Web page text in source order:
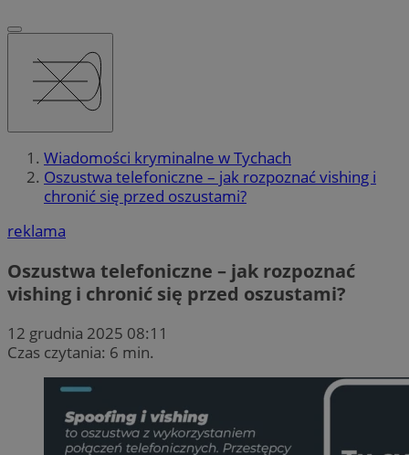
Wiadomości kryminalne w Tychach
Oszustwa telefoniczne – jak rozpoznać vishing i
chronić się przed oszustami?
reklama
Oszustwa telefoniczne – jak rozpoznać
vishing i chronić się przed oszustami?
12 grudnia 2025 08:11
Czas czytania: 6 min.